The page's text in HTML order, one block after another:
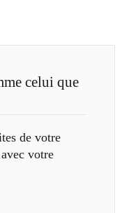
celui que
de votre
votre